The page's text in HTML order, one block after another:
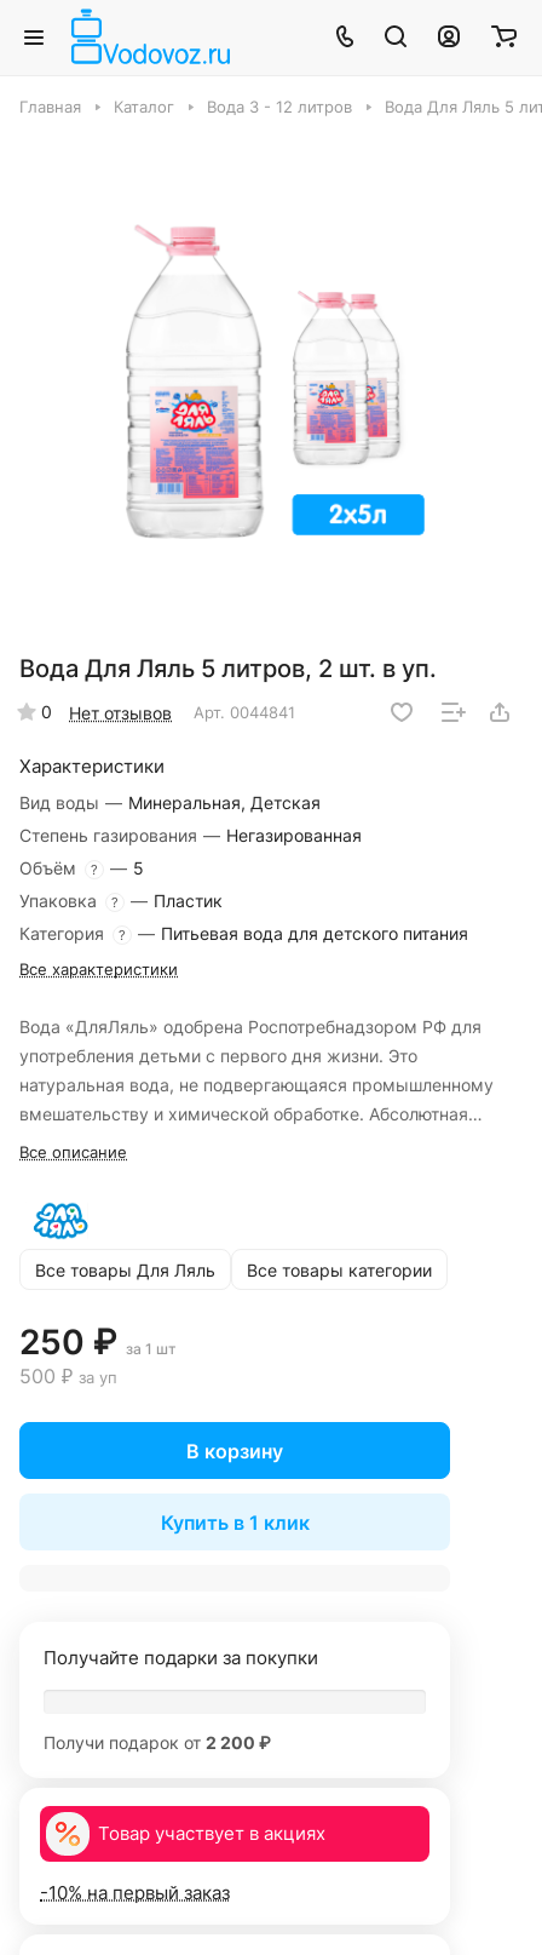
Главная Каталог Вода 3 - 12 литров Вода Для Ляль 5
Вода Для Ляль 5 литров, 2 шт. в уп.
0 Нет отзывов Арт. 0044841
Характеристики
Вид воды — Минеральная, Детская
Степень газирования — Негазированная
Объём
? — 5
Упаковка
? — Пластик
Категория
? — Питьевая вода для детского питания
Все характеристики
Вода «ДляЛяль» одобрена Роспотребнадзором РФ для
употребления детьми с первого дня жизни. Это
натуральная вода, не подвергающаяся промышленному
вмешательству и химической обработке. Абсолютная
чистота – это природный дар воды «ДляЛяль».
Все описание
Все товары Для Ляль Все товары категории
250 ₽ за 1 шт
500 ₽ за уп
В корзину
Купить в 1 клик
Получайте подарки за покупки
Получи подарок от 2 200 ₽
Товар участвует в акциях
-10% на первый заказ